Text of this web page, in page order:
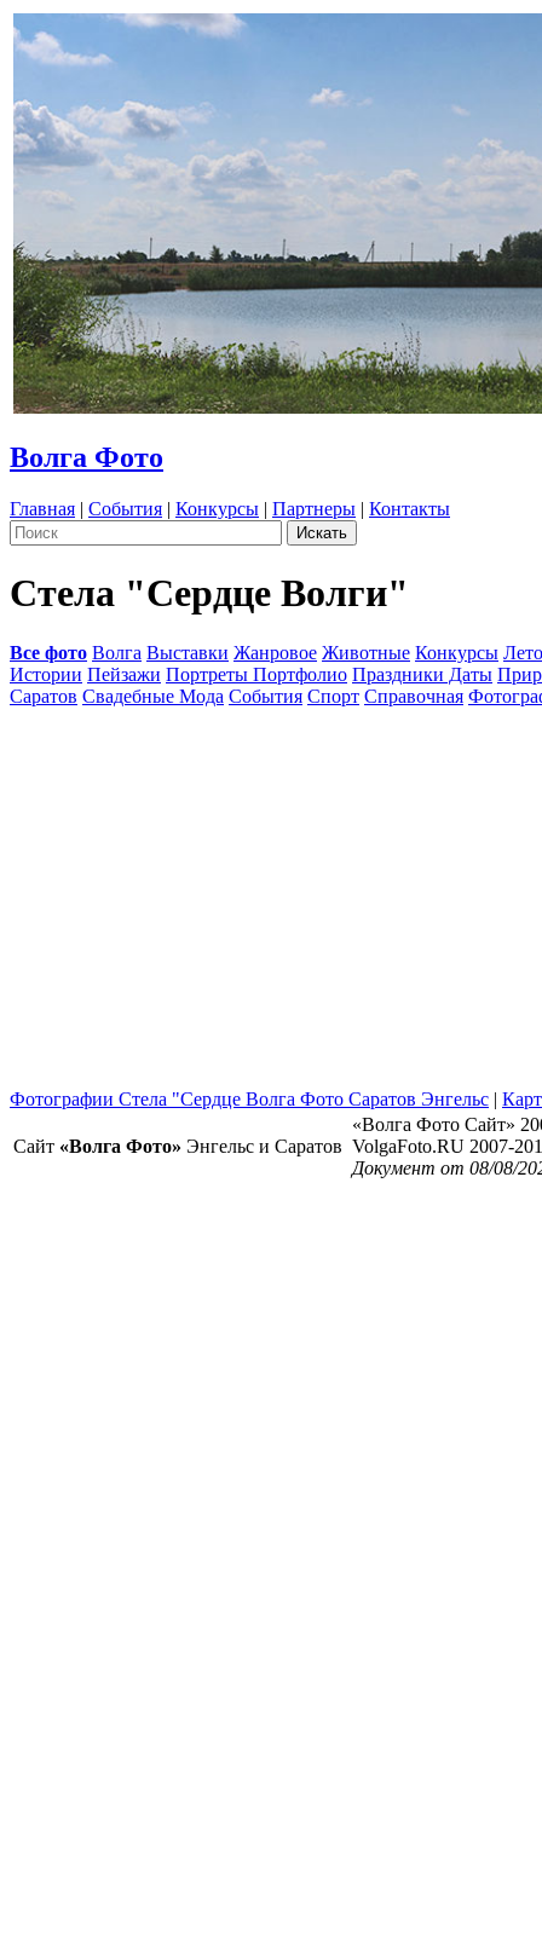
Волга Фото
Главная | События | Конкурсы | Партнеры | Контакты
Стела "Сердце Волги"
Все фото Волга Выставки Жанровое Животные Конкурсы
Истории Пейзажи Портреты Портфолио Праздники Даты
Саратов Свадебные Мода События Спорт Справочная
Фотографии Стела "Сердце Волга Фото Саратов Энгельс |
Сайт «Волга Фото» Энгельс и Саратов
«Волга Фото Сайт»
VolgaFoto.RU 2007-
Документ от 08/08/